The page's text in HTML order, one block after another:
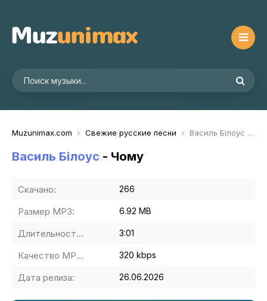
Muzunimax.com Свежие русские песни Василь Білоус - Чому
Василь Білоус - Чому
Скачано: 266
Размер MP3: 6.92 MB
Длительность MP3: 3:01
Качество MP3: 320 kbps
Дата релиза: 26.06.2026